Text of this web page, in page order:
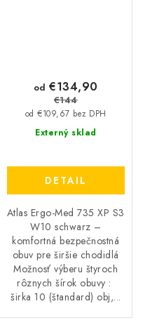
Externý sklad
od €109,67 bez DPH
od €134,90
€144
DETAIL
Atlas Ergo-Med 735 XP S3
W10 schwarz –
komfortná bezpečnostná
obuv pre širšie chodidlá
Možnosť výberu štyroch
rôznych šírok obuvy :
širka 10 (štandard) obj,...